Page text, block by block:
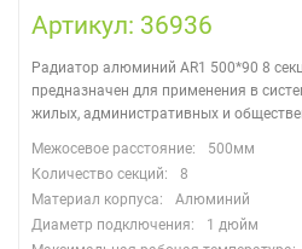
Артикул: 36936
Радиатор алюминий AR1 500*90 8
предназначен для применения в
жилых, административных и
Межосевое расстояние:
500мм
Количество секций:
8
Материал корпуса:
Алюминий
Диаметр подключения:
1 дюйм